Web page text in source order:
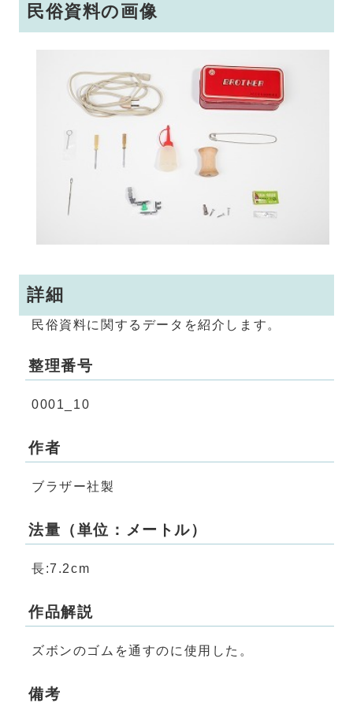
民俗資料の画像
詳細
民俗資料に関するデータを紹介します。
整理番号
0001_10
作者
ブラザー社製
法量（単位：メートル）
長:7.2cm
作品解説
ズボンのゴムを通すのに使用した。
備考